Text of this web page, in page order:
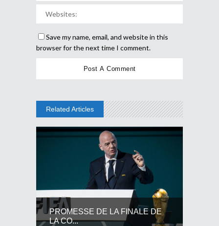
Save my name, email, and website in this
browser for the next time I comment.
Related Articles
PROMESSE DE LA FINALE DE
LA CO...